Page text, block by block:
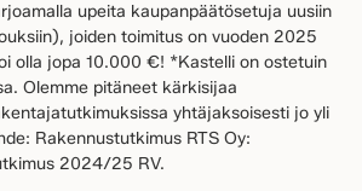
upeita kaupanpäätösetuja uusiin
joiden toimitus on vuoden 2025
olla jopa 10.000 €! *Kastelli on ostetuin
Olemme pitäneet kärkisijaa
yhtäjaksoisesti jo yli
Rakennustutkimus RTS Oy:
2024/25 RV.